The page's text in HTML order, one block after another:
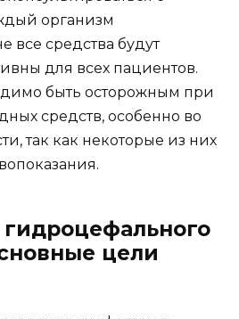
организм
все средства будут
для всех пациентов.
быть осторожным при
средств, особенно во
так как некоторые из них
цели